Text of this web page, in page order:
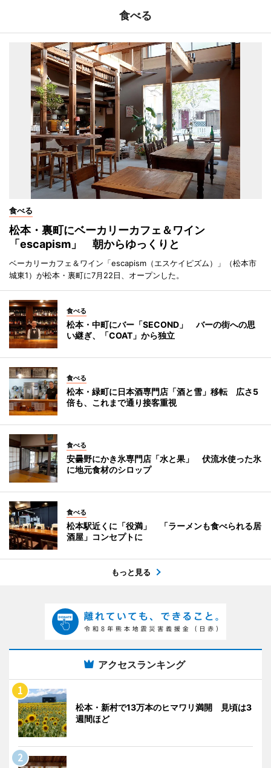
食べる
食べる
松本・裏町にベーカリーカフェ＆ワイン
「escapism」 朝からゆっくりと
ベーカリーカフェ＆ワイン「escapism（エスケイピズム）」（松本市
城東1）が松本・裏町に7月22日、オープンした。
食べる
松本・中町にバー「SECOND」 バーの街への思
い継ぎ、「COAT」から独立
食べる
松本・緑町に日本酒専門店「酒と雪」移転 広さ5
倍も、これまで通り接客重視
食べる
安曇野にかき氷専門店「水と果」 伏流水使った氷
に地元食材のシロップ
食べる
松本駅近くに「役満」 「ラーメンも食べられる居
酒屋」コンセプトに
もっと見る
アクセスランキング
松本・新村で13万本のヒマワリ満開 見頃は3
週間ほど